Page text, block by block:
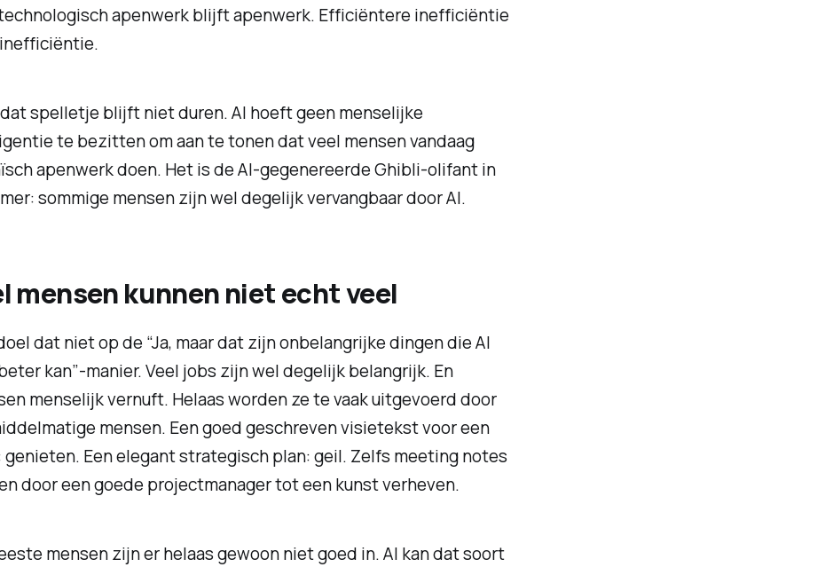
apenwerk blijft apenwerk. Efficiëntere inefficiëntie
spelletje blijft niet duren. AI hoeft geen menselijke
te bezitten om aan te tonen dat veel mensen vandaag
apenwerk doen. Het is de AI-gegenereerde Ghibli-olifant in
sommige mensen zijn wel degelijk vervangbaar door AI.
mensen kunnen niet echt veel
dat niet op de “Ja, maar dat zijn onbelangrijke dingen die AI
kan”-manier. Veel jobs zijn wel degelijk belangrijk. En
menselijk vernuft. Helaas worden ze te vaak uitgevoerd door
mensen. Een goed geschreven visietekst voor een
genieten. Een elegant strategisch plan: geil. Zelfs meeting notes
door een goede projectmanager tot een kunst verheven.
mensen zijn er helaas gewoon niet goed in. AI kan dat soort